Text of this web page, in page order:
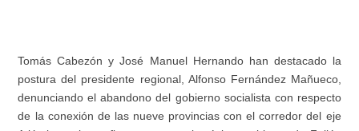
Tomás Cabezón y José Manuel Hernando han destacado la
postura del presidente regional, Alfonso Fernández Mañueco,
denunciando el abandono del gobierno socialista con respecto
de la conexión de las nueve provincias con el corredor del eje